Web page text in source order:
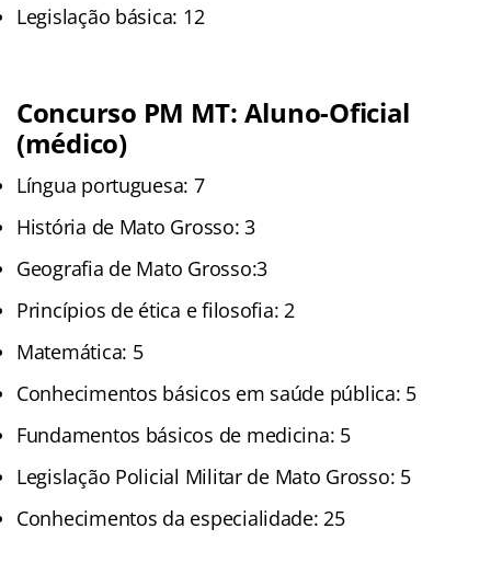
Legislação básica: 12
Concurso PM MT: Aluno-Oficial
(médico)
Língua portuguesa: 7
História de Mato Grosso: 3
Geografia de Mato Grosso:3
Princípios de ética e filosofia: 2
Matemática: 5
Conhecimentos básicos em saúde pública: 5
Fundamentos básicos de medicina: 5
Legislação Policial Militar de Mato Grosso: 5
Conhecimentos da especialidade: 25